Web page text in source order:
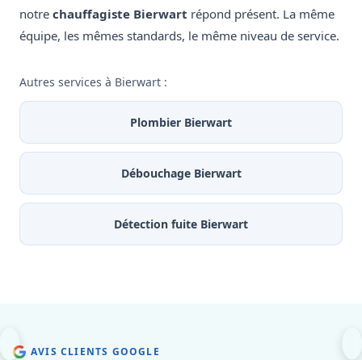
notre chauffagiste Bierwart répond présent. La même
équipe, les mêmes standards, le même niveau de service.
Autres services à Bierwart :
Plombier Bierwart
Débouchage Bierwart
Détection fuite Bierwart
AVIS CLIENTS GOOGLE